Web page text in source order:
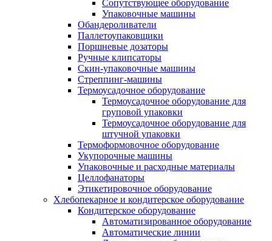
Сопутствующее оборудование
Упаковочные машины
Обандероливатели
Паллетоупаковщики
Поршневые дозаторы
Ручные клипсаторы
Скин-упаковочные машины
Стреппинг-машины
Термоусадочное оборудование
Термоусадочное оборудование для
груповой упаковки
Термоусадочное оборудование для
штучной упаковки
Термоформовочное оборудование
Укупорочные машины
Упаковочные и расходные материалы
Целлофанаторы
Этикетировочное оборудование
Хлебопекарное и кондитерское оборудование
Кондитерское оборудование
Автоматизированное оборудование
Автоматические линии